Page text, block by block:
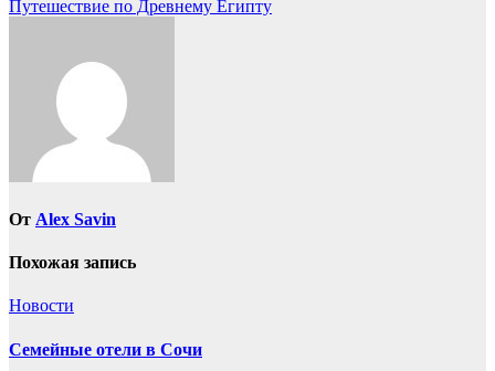
по
Путешествие по Древнему Египту
От Alex Savin
Похожая запись
Новости
Семейные отели в Сочи